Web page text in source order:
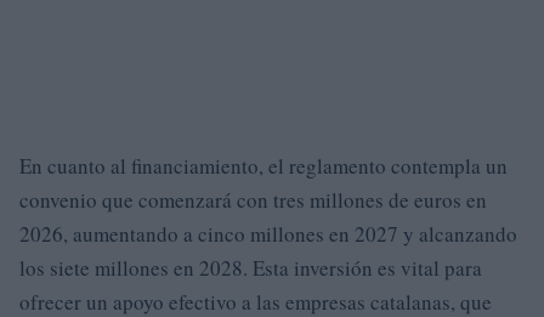
En cuanto al financiamiento, el reglamento contempla un
convenio que comenzará con tres millones de euros en
2026, aumentando a cinco millones en 2027 y alcanzando
los siete millones en 2028. Esta inversión es vital para
ofrecer un apoyo efectivo a las empresas catalanas, que